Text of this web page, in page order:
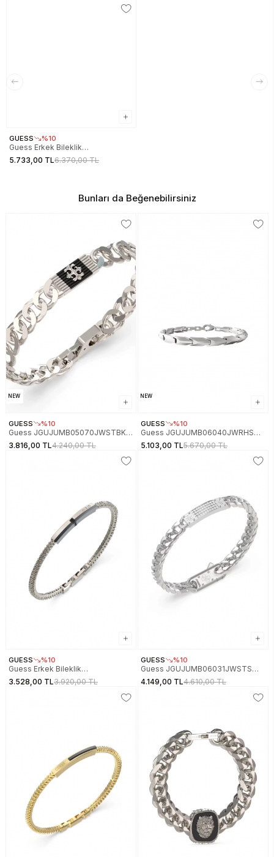
GUESS %10
Guess Erkek Bileklik
JGUJUMB05003JWBKTU
5.733,00 TL6.370,00 TL
Bunları da Beğenebilirsiniz
NEW
GUESS %10
Guess JGUJUMB05070JWSTBKS
Erkek Bileklik
3.816,00 TL4.240,00 TL
NEW
GUESS %10
Guess JGUJUMB06040JWRHS
Erkek Bileklik
5.103,00 TL5.670,00 TL
GUESS %10
Guess Erkek Bileklik
JGUJUMB05105JWSTS
3.528,00 TL3.920,00 TL
GUESS %10
Guess JGUJUMB06031JWSTS
Erkek Bileklik
4.149,00 TL4.610,00 TL